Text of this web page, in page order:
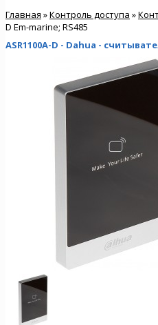
Главная »Контроль доступа »
D Em-marine; RS485
ASR1100A-D - Dahua -